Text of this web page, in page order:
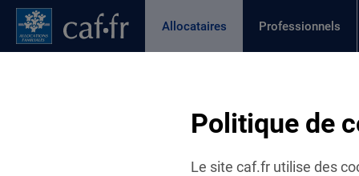
Politique de
Le site caf.fr utilise des
Contenu principal
Pied de page
Allocataires
Page active
Professionnels
Logement